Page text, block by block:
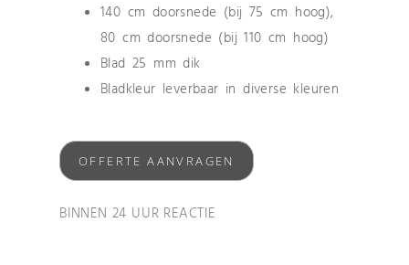
140 cm doorsnede (bij 75 cm hoog),
80 cm doorsnede (bij 110 cm hoog)
Blad 25 mm dik
Bladkleur leverbaar in diverse kleuren
OFFERTE AANVRAGEN
BINNEN 24 UUR REACTIE